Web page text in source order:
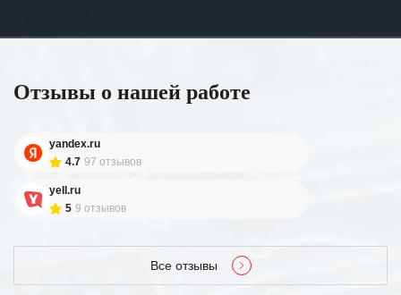
Отзывы о нашей работе
yandex.ru
4.7 97 отзывов
yell.ru
5 9 отзывов
Все отзывы